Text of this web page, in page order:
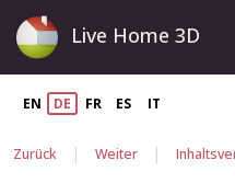
Live Home 3D
EN DE FR ES IT
Zurück | Weiter |